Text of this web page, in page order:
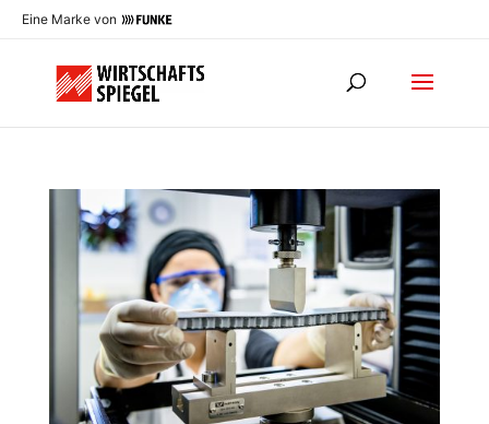
Eine Marke von